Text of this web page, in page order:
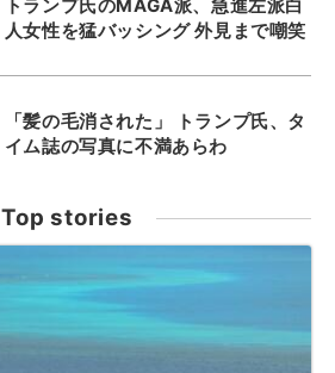
トランプ氏のMAGA派、急進左派白
人女性を猛バッシング 外見まで嘲笑
「髪の毛消された」 トランプ氏、タ
イム誌の写真に不満あらわ
Top stories